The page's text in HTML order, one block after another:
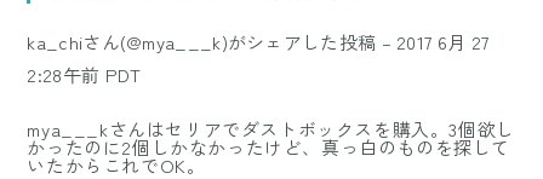
ka_chiさん(@mya___k)がシェアした投稿 – 2017 6月 27
2:28午前 PDT
mya___kさんはセリアでダストボックスを購入。3個欲し
かったのに2個しかなかったけど、真っ白のものを探して
いたからこれでOK。